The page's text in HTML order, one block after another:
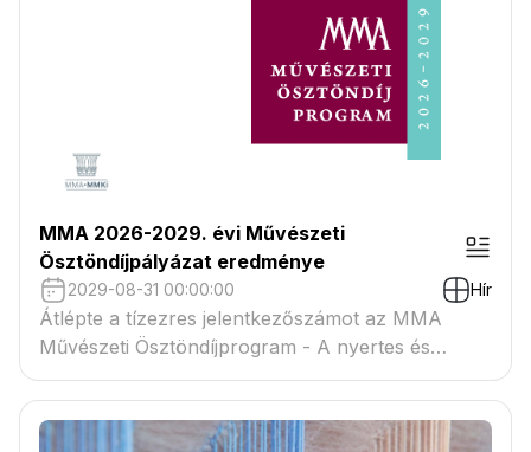
MMA 2026-2029. évi Művészeti
Ösztöndíjpályázat eredménye
2029-08-31 00:00:00 Hír
Átlépte a tízezres jelentkezőszámot az MMA
Művészeti Ösztöndíjprogram - A nyertes és
tartaléklistás pályázók névsora megtekinthető a
csatolmányban